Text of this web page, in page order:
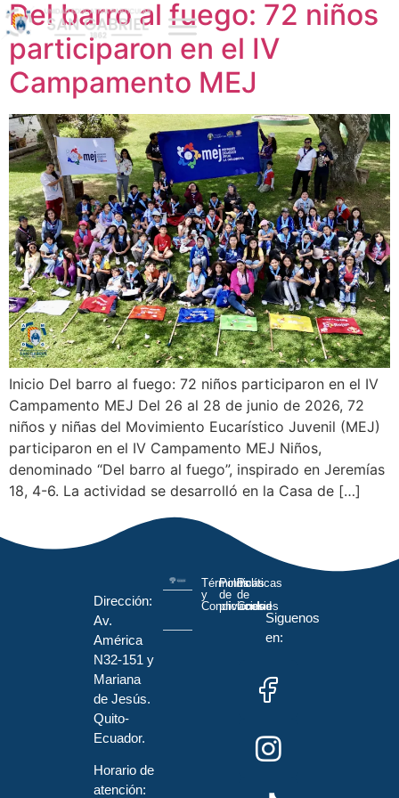
Del barro al fuego: 72 niños
participaron en el IV
Campamento MEJ
Inicio Del barro al fuego: 72 niños participaron en el IV
Campamento MEJ Del 26 al 28 de junio de 2026, 72
niños y niñas del Movimiento Eucarístico Juvenil (MEJ)
participaron en el IV Campamento MEJ Niños,
denominado “Del barro al fuego”, inspirado en Jeremías
18, 4-6. La actividad se desarrolló en la Casa de […]
Dirección:
Av.
América
N32-151 y
Mariana
de Jesús.
Quito-
Ecuador.
Horario de
atención:
Términos
y
Condiciones
Políticas
de
privacidad
Políticas
de
Cookies
Siguenos
en: